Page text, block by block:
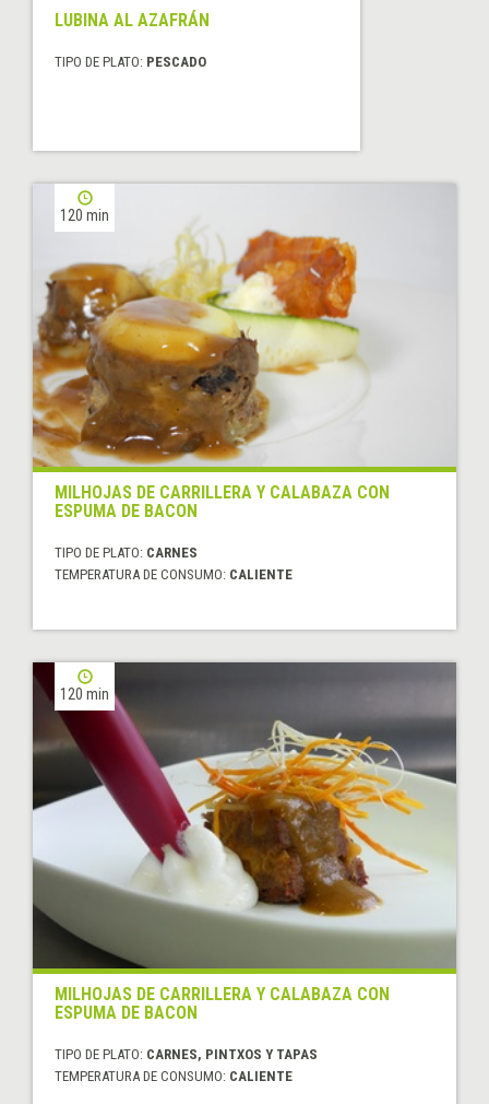
LUBINA AL AZAFRÁN
TIPO DE PLATO: PESCADO
120 min
MILHOJAS DE CARRILLERA Y CALABAZA CON
ESPUMA DE BACON
TIPO DE PLATO: CARNES
TEMPERATURA DE CONSUMO: CALIENTE
120 min
MILHOJAS DE CARRILLERA Y CALABAZA CON
ESPUMA DE BACON
TIPO DE PLATO: CARNES, PINTXOS Y TAPAS
TEMPERATURA DE CONSUMO: CALIENTE